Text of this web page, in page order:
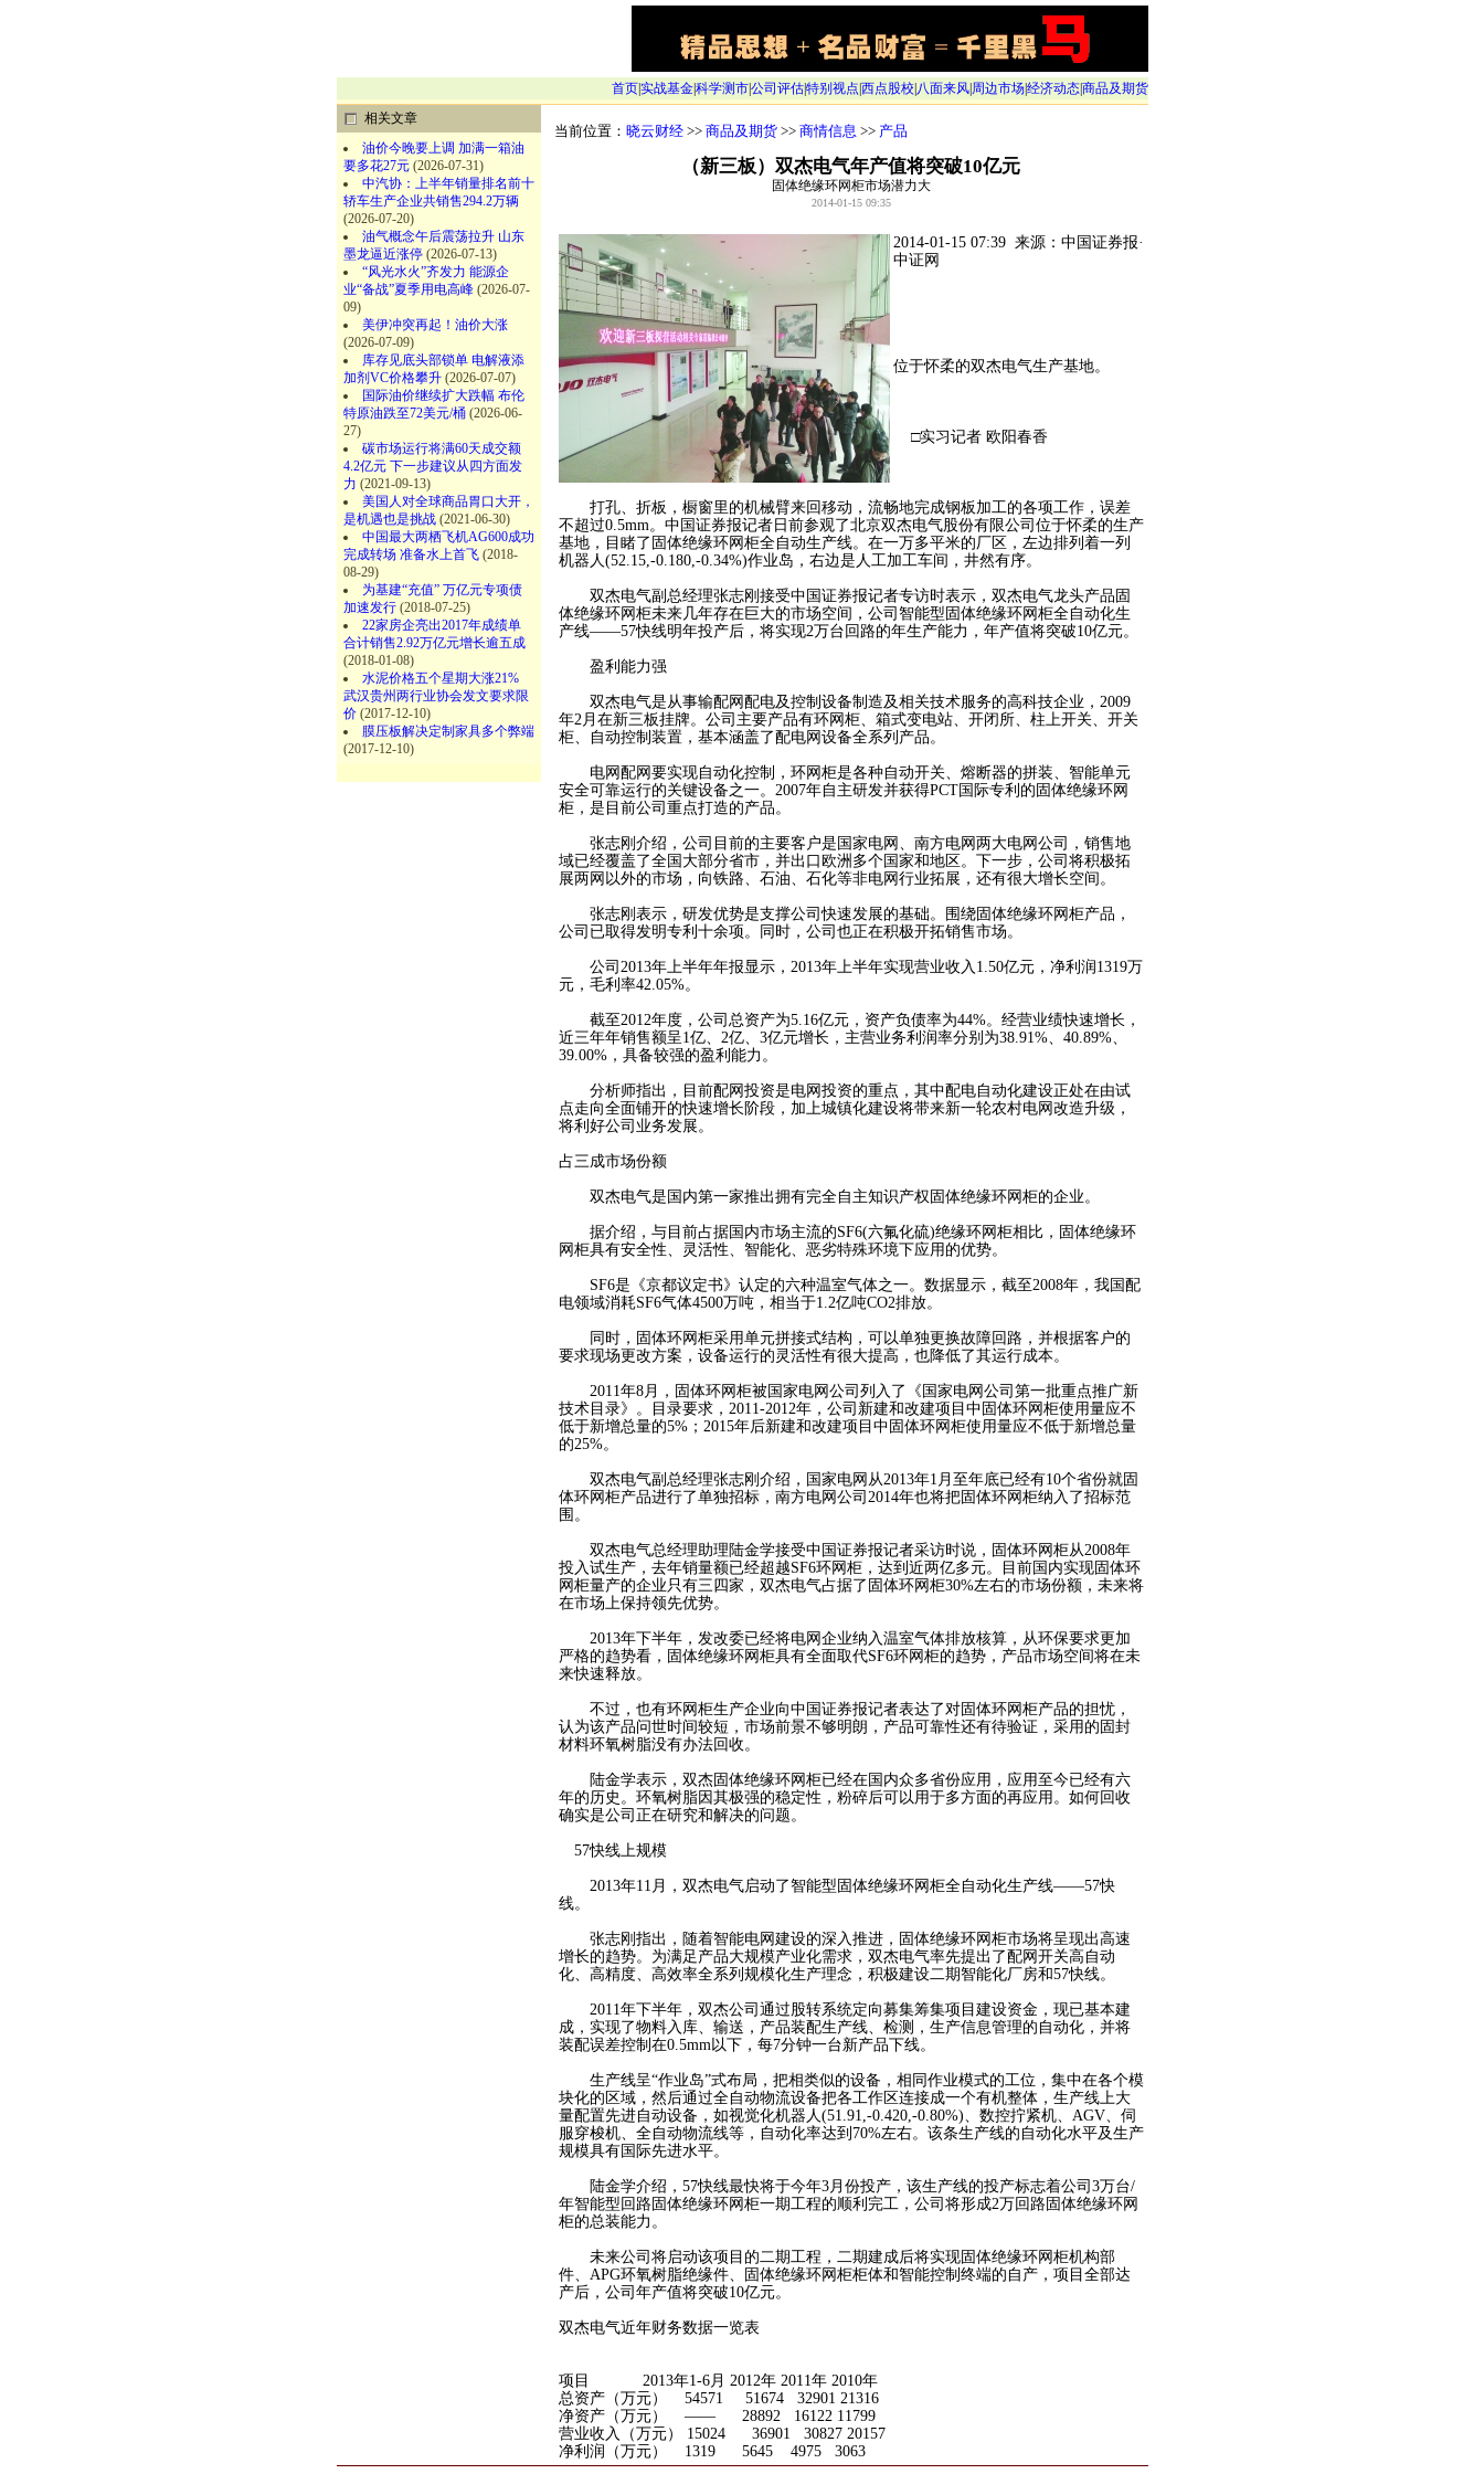
首页|实战基金|科学测市|公司评估|特别视点 西点股校| 八面来风| 周边市场|经济动态|商品及期货
相关文章
油价今晚要上调 加满一箱油
要多花27元(2026-07-31)
中汽协：上半年销量排名前十
轿车生产企业共销售294.2万辆
(2026-07-20)
油气概念午后震荡拉升 山东
墨龙逼近涨停(2026-07-13)
“风光水火”齐发力 能源企
业“备战”夏季用电高峰(2026-07-
09)
美伊冲突再起！油价大涨
(2026-07-09)
库存见底头部锁单 电解液添
加剂VC价格攀升(2026-07-07)
国际油价继续扩大跌幅 布伦
特原油跌至72美元/桶(2026-06-
27)
碳市场运行将满60天成交额
4.2亿元 下一步建议从四方面发
力 (2021-09-13)
美国人对全球商品胃口大开，
是机遇也是挑战(2021-06-30)
中国最大两栖飞机AG600成功
完成转场 准备水上首飞(2018-
08-29)
为基建“充值” 万亿元专项债
加速发行(2018-07-25)
22家房企亮出2017年成绩单
合计销售2.92万亿元增长逾五成
(2018-01-08)
水泥价格五个星期大涨21%
武汉贵州两行业协会发文要求限
价(2017-12-10)
膜压板解决定制家具多个弊端
(2017-12-10)
当前位置： 晓云财经>> 商品及期货>> 商情信息 >> 产品
（新三板）双杰电气年产值将突破10亿元
固体绝缘环网柜市场潜力大
2014-01-15 09:35
2014-01-15 07:39 来源：中国证券报·
中证网
位于怀柔的双杰电气生产基地。
□实习记者 欧阳春香
打孔、折板，橱窗里的机械臂来回移动，流畅地完成钢板加工的各项工作，误差
不超过0.5mm。中国证券报记者日前参观了北京双杰电气股份有限公司位于怀柔的生产
基地，目睹了固体绝缘环网柜全自动生产线。在一万多平米的厂区，左边排列着一列
机器人(52.15,-0.180,-0.34%)作业岛，右边是人工加工车间，井然有序。
双杰电气副总经理张志刚接受中国证券报记者专访时表示，双杰电气龙头产品固
体绝缘环网柜未来几年存在巨大的市场空间，公司智能型固体绝缘环网柜全自动化生
产线——57快线明年投产后，将实现2万台回路的年生产能力，年产值将突破10亿元。
盈利能力强
双杰电气是从事输配网配电及控制设备制造及相关技术服务的高科技企业，2009
年2月在新三板挂牌。公司主要产品有环网柜、箱式变电站、开闭所、柱上开关、开关
柜、自动控制装置，基本涵盖了配电网设备全系列产品。
电网配网要实现自动化控制，环网柜是各种自动开关、熔断器的拼装、智能单元
安全可靠运行的关键设备之一。2007年自主研发并获得PCT国际专利的固体绝缘环网
柜，是目前公司重点打造的产品。
张志刚介绍，公司目前的主要客户是国家电网、南方电网两大电网公司，销售地
域已经覆盖了全国大部分省市，并出口欧洲多个国家和地区。下一步，公司将积极拓
展两网以外的市场，向铁路、石油、石化等非电网行业拓展，还有很大增长空间。
张志刚表示，研发优势是支撑公司快速发展的基础。围绕固体绝缘环网柜产品，
公司已取得发明专利十余项。同时，公司也正在积极开拓销售市场。
公司2013年上半年年报显示，2013年上半年实现营业收入1.50亿元，净利润1319万
元，毛利率42.05%。
截至2012年度，公司总资产为5.16亿元，资产负债率为44%。经营业绩快速增长，
近三年年销售额呈1亿、2亿、3亿元增长，主营业务利润率分别为38.91%、40.89%、
39.00%，具备较强的盈利能力。
分析师指出，目前配网投资是电网投资的重点，其中配电自动化建设正处在由试
点走向全面铺开的快速增长阶段，加上城镇化建设将带来新一轮农村电网改造升级，
将利好公司业务发展。
占三成市场份额
双杰电气是国内第一家推出拥有完全自主知识产权固体绝缘环网柜的企业。
据介绍，与目前占据国内市场主流的SF6(六氟化硫)绝缘环网柜相比，固体绝缘环
网柜具有安全性、灵活性、智能化、恶劣特殊环境下应用的优势。
SF6是《京都议定书》认定的六种温室气体之一。数据显示，截至2008年，我国配
电领域消耗SF6气体4500万吨，相当于1.2亿吨CO2排放。
同时，固体环网柜采用单元拼接式结构，可以单独更换故障回路，并根据客户的
要求现场更改方案，设备运行的灵活性有很大提高，也降低了其运行成本。
2011年8月，固体环网柜被国家电网公司列入了《国家电网公司第一批重点推广新
技术目录》。目录要求，2011-2012年，公司新建和改建项目中固体环网柜使用量应不
低于新增总量的5%；2015年后新建和改建项目中固体环网柜使用量应不低于新增总量
的25%。
双杰电气副总经理张志刚介绍，国家电网从2013年1月至年底已经有10个省份就固
体环网柜产品进行了单独招标，南方电网公司2014年也将把固体环网柜纳入了招标范
围。
双杰电气总经理助理陆金学接受中国证券报记者采访时说，固体环网柜从2008年
投入试生产，去年销量额已经超越SF6环网柜，达到近两亿多元。目前国内实现固体环
网柜量产的企业只有三四家，双杰电气占据了固体环网柜30%左右的市场份额，未来将
在市场上保持领先优势。
2013年下半年，发改委已经将电网企业纳入温室气体排放核算，从环保要求更加
严格的趋势看，固体绝缘环网柜具有全面取代SF6环网柜的趋势，产品市场空间将在未
来快速释放。
不过，也有环网柜生产企业向中国证券报记者表达了对固体环网柜产品的担忧，
认为该产品问世时间较短，市场前景不够明朗，产品可靠性还有待验证，采用的固封
材料环氧树脂没有办法回收。
陆金学表示，双杰固体绝缘环网柜已经在国内众多省份应用，应用至今已经有六
年的历史。环氧树脂因其极强的稳定性，粉碎后可以用于多方面的再应用。如何回收
确实是公司正在研究和解决的问题。
57快线上规模
2013年11月，双杰电气启动了智能型固体绝缘环网柜全自动化生产线——57快
线。
张志刚指出，随着智能电网建设的深入推进，固体绝缘环网柜市场将呈现出高速
增长的趋势。为满足产品大规模产业化需求，双杰电气率先提出了配网开关高自动
化、高精度、高效率全系列规模化生产理念，积极建设二期智能化厂房和57快线。
2011年下半年，双杰公司通过股转系统定向募集筹集项目建设资金，现已基本建
成，实现了物料入库、输送，产品装配生产线、检测，生产信息管理的自动化，并将
装配误差控制在0.5mm以下，每7分钟一台新产品下线。
生产线呈“作业岛”式布局，把相类似的设备，相同作业模式的工位，集中在各个模
块化的区域，然后通过全自动物流设备把各工作区连接成一个有机整体，生产线上大
量配置先进自动设备，如视觉化机器人(51.91,-0.420,-0.80%)、数控拧紧机、AGV、伺
服穿梭机、全自动物流线等，自动化率达到70%左右。该条生产线的自动化水平及生产
规模具有国际先进水平。
陆金学介绍，57快线最快将于今年3月份投产，该生产线的投产标志着公司3万台/
年智能型回路固体绝缘环网柜一期工程的顺利完工，公司将形成2万回路固体绝缘环网
柜的总装能力。
未来公司将启动该项目的二期工程，二期建成后将实现固体绝缘环网柜机构部
件、APG环氧树脂绝缘件、固体绝缘环网柜柜体和智能控制终端的自产，项目全部达
产后，公司年产值将突破10亿元。
双杰电气近年财务数据一览表
项目 2013年1-6月 2012年 2011年 2010年
总资产（万元） 54571 51674 32901 21316
净资产（万元） —— 28892 16122 11799
营业收入（万元） 15024 36901 30827 20157
净利润（万元） 1319 5645 4975 3063